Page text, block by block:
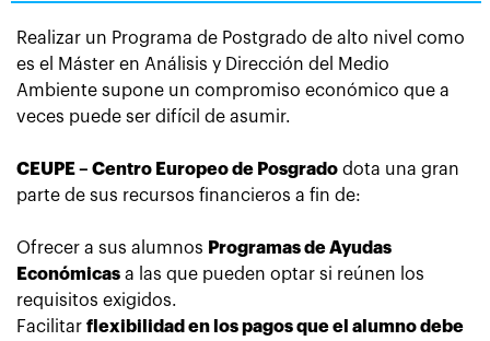
Realizar un Programa de Postgrado de alto nivel como
es el Máster en Análisis y Dirección del Medio
Ambiente supone un compromiso económico que a
veces puede ser difícil de asumir.
CEUPE – Centro Europeo de Posgrado dota una gran
parte de sus recursos financieros a fin de:
Ofrecer a sus alumnos Programas de Ayudas
Económicas a las que pueden optar si reúnen los
requisitos exigidos.
Facilitar flexibilidad en los pagos que el alumno debe